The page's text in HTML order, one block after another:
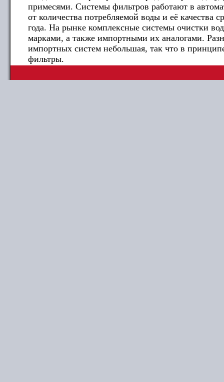
примесями. Системы фильтров работают в
от количества потребляемой воды и её качества
года. На рынке комплексные системы очистки
марками, а также импортными их аналогами.
импортных систем небольшая, так что в
фильтры.